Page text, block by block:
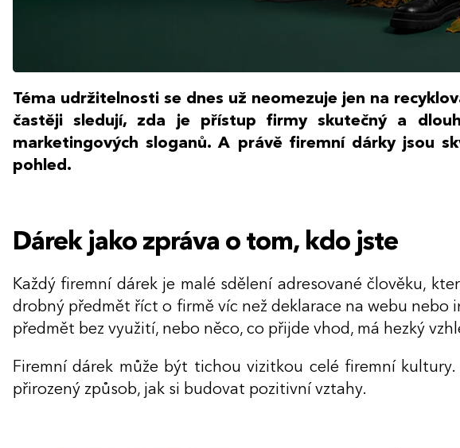
Téma udržitelnosti se dnes už neomezuje jen na
častěji sledují, zda je přístup firmy skutečný a
marketingových sloganů. A právě firemní dárky jsou
pohled.
Dárek jako zpráva o tom, kdo jste
Každý firemní dárek je malé sdělení adresované člověku,
drobný předmět říct o firmě víc než deklarace na webu
předmět bez využití, nebo něco, co přijde vhod, má hezký
Firemní dárek může být tichou vizitkou celé firemní
přirozený způsob, jak si budovat pozitivní vztahy.